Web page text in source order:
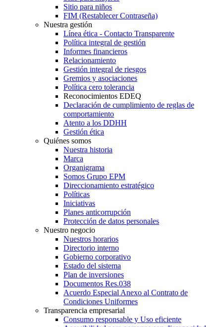
Sitio para niños
FIM (Restablecer Contraseña)
Nuestra gestión
Línea ética - Contacto Transparente
Política integral de gestión
Informes financieros
Relacionamiento
Gestión integral de riesgos
Gremios y asociaciones
Política cero tolerancia
Reconocimientos EDEQ
Declaración de cumplimiento de reglas de
comportamiento
Atento a los DDHH
Gestión ética
Quiénes somos
Nuestra historia
Marca
Organigrama
Somos Grupo EPM
Direccionamiento estratégico
Políticas
Iniciativas
Planes anticorrupción
Protección de datos personales
Nuestro negocio
Nuestros horarios
Directorio interno
Gobierno corporativo
Estado del sistema
Plan de inversiones
Documentos Res.038
Acuerdo Especial Anexo al Contrato de
Condiciones Uniformes
Transparencia empresarial
Consumo responsable y Uso eficiente